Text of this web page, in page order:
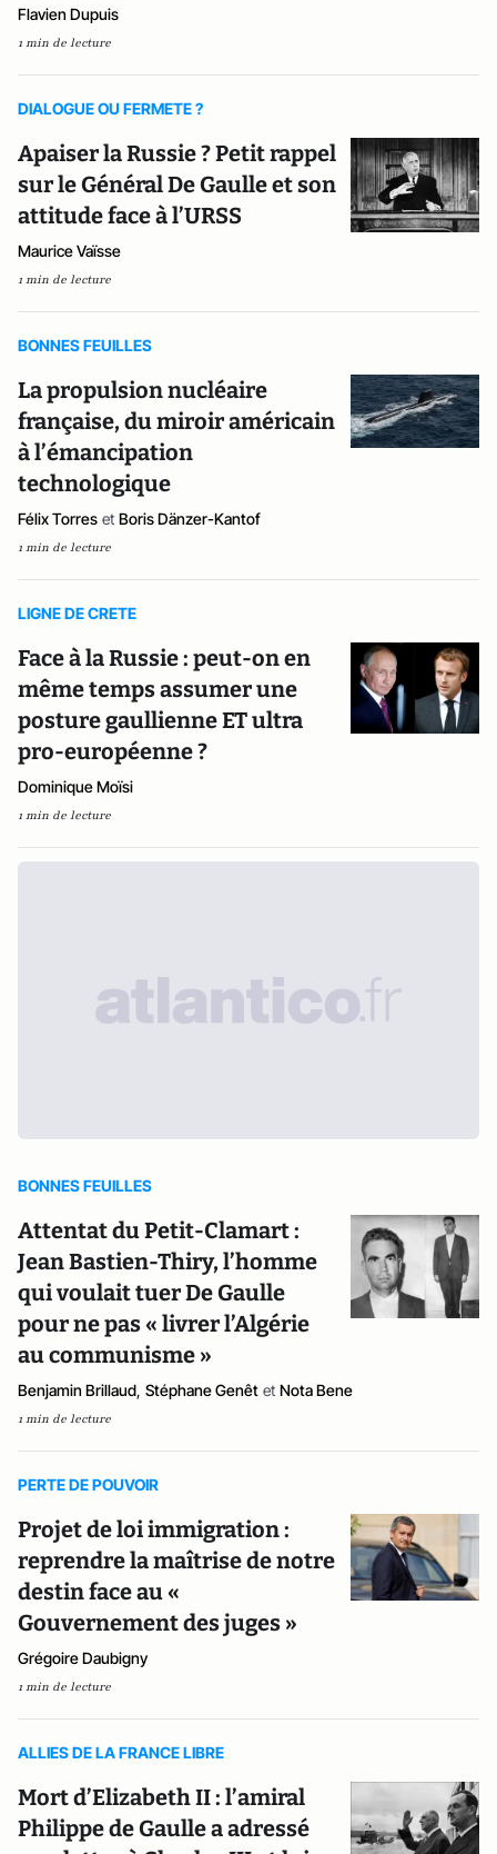
Flavien Dupuis
1 min de lecture
DIALOGUE OU FERMETE ?
Apaiser la Russie ? Petit rappel
sur le Général De Gaulle et son
attitude face à l’URSS
Maurice Vaïsse
1 min de lecture
BONNES FEUILLES
La propulsion nucléaire
française, du miroir américain
à l’émancipation
technologique
Félix Torres et Boris Dänzer-Kantof
1 min de lecture
LIGNE DE CRETE
Face à la Russie : peut-on en
même temps assumer une
posture gaullienne ET ultra
pro-européenne ?
Dominique Moïsi
1 min de lecture
BONNES FEUILLES
Attentat du Petit-Clamart :
Jean Bastien-Thiry, l’homme
qui voulait tuer De Gaulle
pour ne pas « livrer l’Algérie
au communisme »
Benjamin Brillaud, Stéphane Genêt et Nota Bene
1 min de lecture
PERTE DE POUVOIR
Projet de loi immigration :
reprendre la maîtrise de notre
destin face au «
Gouvernement des juges »
Grégoire Daubigny
1 min de lecture
ALLIES DE LA FRANCE LIBRE
Mort d’Elizabeth II : l’amiral
Philippe de Gaulle a adressé